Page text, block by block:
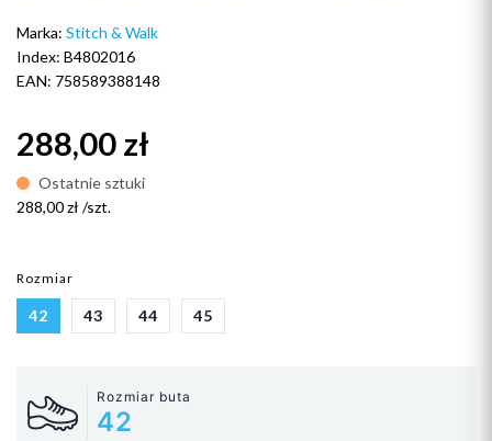
Marka: Stitch & Walk
Index: B4802016
EAN: 758589388148
288,00 zł
Ostatnie sztuki
288,00 zł /szt.
Rozmiar
42 43 44 45
Rozmiar buta
42